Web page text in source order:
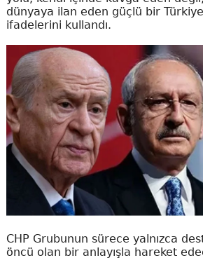
dünyaya ilan eden güçlü bir
ifadelerini kullandı.
CHP Grubunun sürece yalnızca
öncü olan bir anlayışla hareket